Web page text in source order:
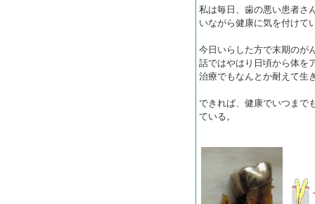
私は毎日、歯の悪い患者さ
いながら健康に気を付けて
今日いらした方で末期のが
話ではやはり日頃から体を
治療でもなんとか耐えて生
できれば、健康でいつまで
ている。